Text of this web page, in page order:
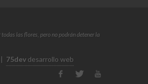
las flores, pero no podrán detener la
| 75dev desarrollo web